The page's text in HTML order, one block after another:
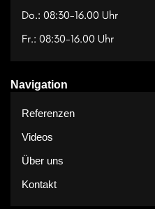
Do.: 08:30-16.00 Uhr
Fr.: 08:30-16.00 Uhr
Navigation
Referenzen
Videos
Über uns
Kontakt